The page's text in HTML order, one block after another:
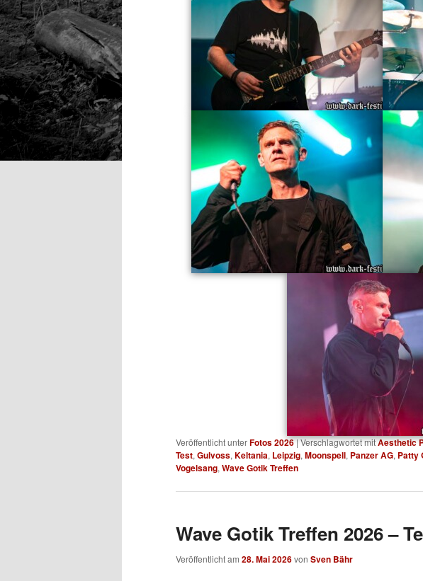
Veröffentlicht unterFotos 2026|Verschlagwortet mitAesthetic
Test, Gulvoss, Keltania, Leipzig, Moonspell, Panzer AG, Patty
Vogelsang, Wave Gotik Treffen
Wave Gotik Treffen 2026 –
Veröffentlicht am 28. Mai 2026von Sven Bähr